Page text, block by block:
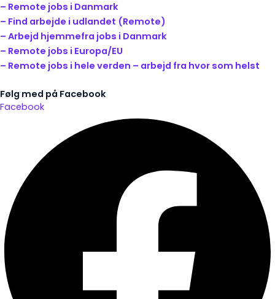
– Remote jobs i Danmark
– Find arbejde i udlandet (Remote)
– Arbejd hjemmefra jobs i Danmark
– Remote jobs i Europa/EU
– Remote jobs i hele verden – arbejd fra hvor som helst
Følg med på Facebook
Facebook